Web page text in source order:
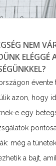
NEM
ELÉGGÉ
azon, hogy
e egy
még a
a bajt,